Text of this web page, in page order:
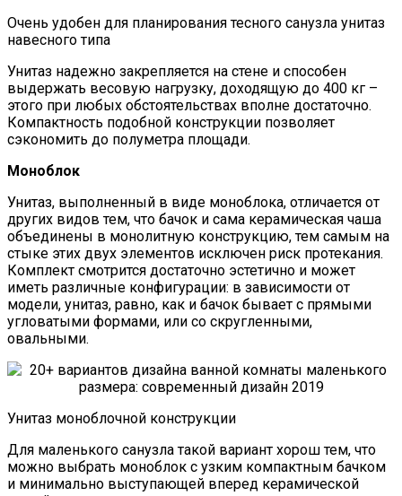
Очень удобен для планирования тесного санузла унитаз
навесного типа
Унитаз надежно закрепляется на стене и способен
выдержать весовую нагрузку, доходящую до 400 кг –
этого при любых обстоятельствах вполне достаточно.
Компактность подобной конструкции позволяет
сэкономить до полуметра площади.
Моноблок
Унитаз, выполненный в виде моноблока, отличается от
других видов тем, что бачок и сама керамическая чаша
объединены в монолитную конструкцию, тем самым на
стыке этих двух элементов исключен риск протекания.
Комплект смотрится достаточно эстетично и может
иметь различные конфигурации: в зависимости от
модели, унитаз, равно, как и бачок бывает с прямыми
угловатыми формами, или со скругленными,
овальными.
Унитаз моноблочной конструкции
Для маленького санузла такой вариант хорош тем, что
можно выбрать моноблок с узким компактным бачком
и минимально выступающей вперед керамической